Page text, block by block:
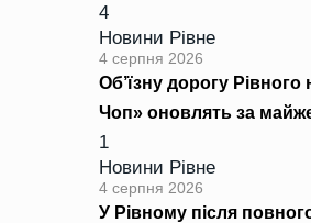
4
Новини Рівне
4 серпня 2026
Об’їзну дорогу Рівного
Чоп» оновлять за
1
Новини Рівне
4 серпня 2026
У Рівному після